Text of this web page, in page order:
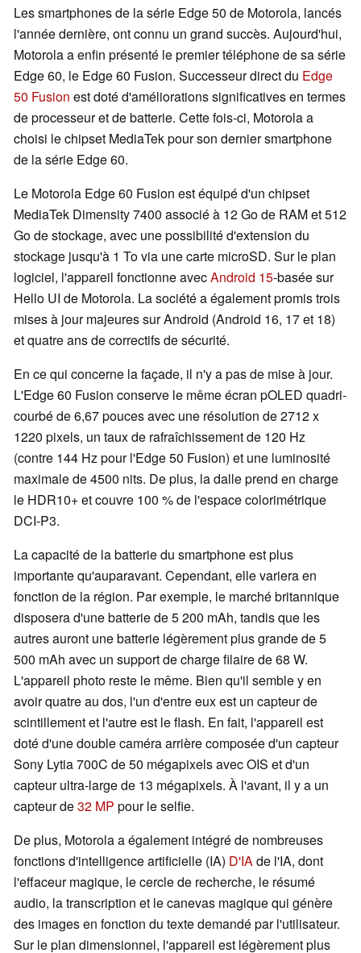
Les smartphones de la série Edge 50 de Motorola, lancés
l'année dernière, ont connu un grand succès. Aujourd'hui,
Motorola a enfin présenté le premier téléphone de sa série
Edge 60, le Edge 60 Fusion. Successeur direct du Edge
50 Fusion est doté d'améliorations significatives en termes
de processeur et de batterie. Cette fois-ci, Motorola a
choisi le chipset MediaTek pour son dernier smartphone
de la série Edge 60.
Le Motorola Edge 60 Fusion est équipé d'un chipset
MediaTek Dimensity 7400 associé à 12 Go de RAM et 512
Go de stockage, avec une possibilité d'extension du
stockage jusqu'à 1 To via une carte microSD. Sur le plan
logiciel, l'appareil fonctionne avecAndroid 15-basée sur
Hello UI de Motorola. La société a également promis trois
mises à jour majeures sur Android (Android 16, 17 et 18)
et quatre ans de correctifs de sécurité.
En ce qui concerne la façade, il n'y a pas de mise à jour.
L'Edge 60 Fusion conserve le même écran pOLED quadri-
courbé de 6,67 pouces avec une résolution de 2712 x
1220 pixels, un taux de rafraîchissement de 120 Hz
(contre 144 Hz pour l'Edge 50 Fusion) et une luminosité
maximale de 4500 nits. De plus, la dalle prend en charge
le HDR10+ et couvre 100 % de l'espace colorimétrique
DCI-P3.
La capacité de la batterie du smartphone est plus
importante qu'auparavant. Cependant, elle variera en
fonction de la région. Par exemple, le marché britannique
disposera d'une batterie de 5 200 mAh, tandis que les
autres auront une batterie légèrement plus grande de 5
500 mAh avec un support de charge filaire de 68 W.
L'appareil photo reste le même. Bien qu'il semble y en
avoir quatre au dos, l'un d'entre eux est un capteur de
scintillement et l'autre est le flash. En fait, l'appareil est
doté d'une double caméra arrière composée d'un capteur
Sony Lytia 700C de 50 mégapixels avec OIS et d'un
capteur ultra-large de 13 mégapixels. À l'avant, il y a un
capteur de32 MP pour le selfie.
De plus, Motorola a également intégré de nombreuses
fonctions d'intelligence artificielle (IA) D'IAde l'IA, dont
l'effaceur magique, le cercle de recherche, le résumé
audio, la transcription et le canevas magique qui génère
des images en fonction du texte demandé par l'utilisateur.
Sur le plan dimensionnel, l'appareil est légèrement plus